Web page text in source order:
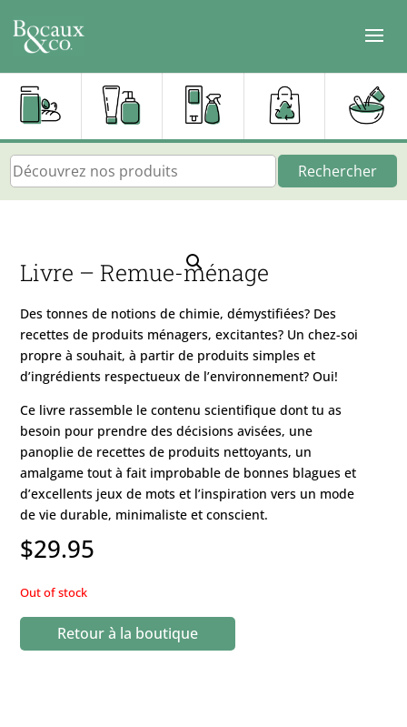
Rechercher
Livre – Remue-ménage
Des tonnes de notions de chimie, démystifiées? Des
recettes de produits ménagers, excitantes? Un chez-soi
propre à souhait, à partir de produits simples et
d’ingrédients respectueux de l’environnement? Oui!
Ce livre rassemble le contenu scientifique dont tu as
besoin pour prendre des décisions avisées, une
panoplie de recettes de produits nettoyants, un
amalgame tout à fait improbable de bonnes blagues et
d’excellents jeux de mots et l’inspiration vers un mode
de vie durable, minimaliste et conscient.
$29.95
Out of stock
Retour à la boutique